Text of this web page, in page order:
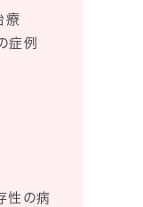
療
症例
性の病